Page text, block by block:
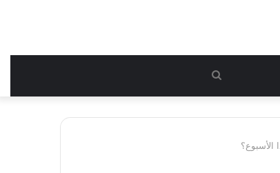
بحث
عن